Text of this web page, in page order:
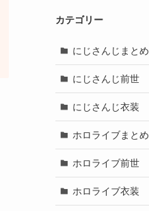
カテゴリー
にじさんじまとめ
にじさんじ前世
にじさんじ衣装
ホロライブまとめ
ホロライブ前世
ホロライブ衣装